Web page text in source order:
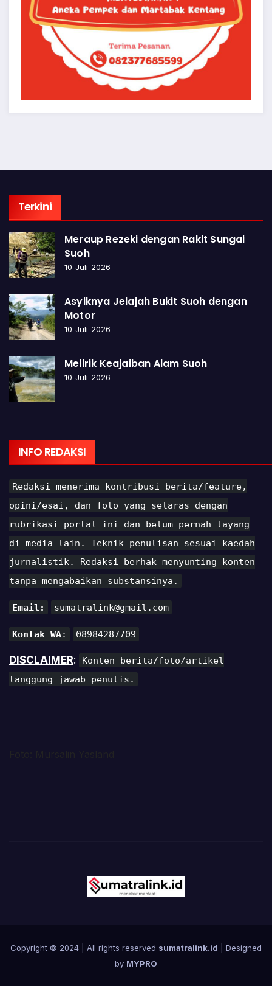
Terkini
Meraup Rezeki dengan Rakit Sungai
Suoh
10 Juli 2026
Asyiknya Jelajah Bukit Suoh dengan
Motor
10 Juli 2026
Melirik Keajaiban Alam Suoh
10 Juli 2026
INFO REDAKSI
Redaksi menerima kontribusi berita/feature,
opini/esai, dan foto yang selaras dengan
rubrikasi portal ini dan belum pernah tayang
di media lain. Teknik penulisan sesuai kaedah
jurnalistik. Redaksi berhak menyunting konten
tanpa mengabaikan substansinya.
Email: sumatralink@gmail.com
Kontak WA: 08984287709
DISCLAIMER:
Konten berita/foto/artikel
tanggung jawab penulis.
Copyright © 2024 | All rights reserved sumatralink.id | Designed
by MYPRO